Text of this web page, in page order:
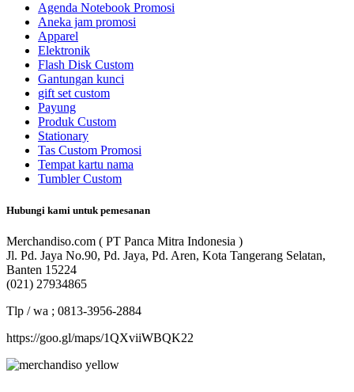
Agenda Notebook Promosi
Aneka jam promosi
Apparel
Elektronik
Flash Disk Custom
Gantungan kunci
gift set custom
Payung
Produk Custom
Stationary
Tas Custom Promosi
Tempat kartu nama
Tumbler Custom
Hubungi kami untuk pemesanan
Merchandiso.com ( PT Panca Mitra Indonesia )
Jl. Pd. Jaya No.90, Pd. Jaya, Pd. Aren, Kota Tangerang Selatan,
Banten 15224
(021) 27934865
Tlp / wa ; 0813-3956-2884
https://goo.gl/maps/1QXviiWBQK22